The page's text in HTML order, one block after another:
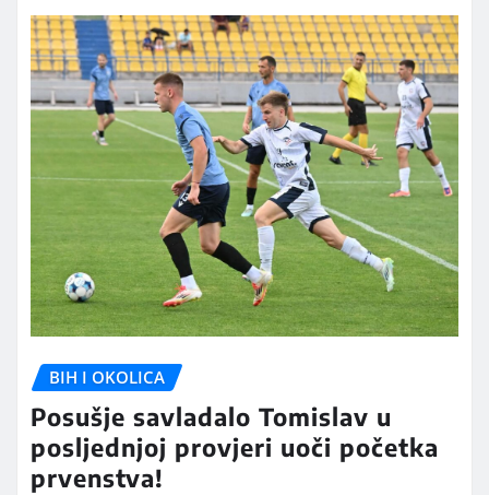
BIH I OKOLICA
Posušje savladalo Tomislav u
posljednjoj provjeri uoči početka
prvenstva!